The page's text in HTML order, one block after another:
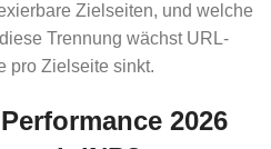
Zielseiten, und welche
Trennung wächst URL-
pro Zielseite sinkt.
2026